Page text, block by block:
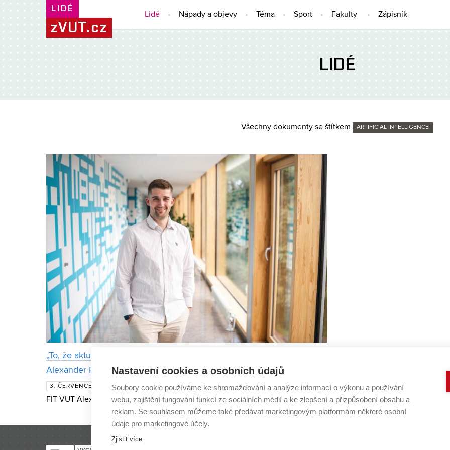
LIDÉ
zVUT.cz
Lidé Nápady a objevy Téma Sport Fakulty Zápisník
LIDÉ
Všechny dokumenty se štítkem ARTIFICIAL INTELLIGENCE
„To, že aktuální systémy nefungují dobře, je velkou motivací,“ říká
Alexander Polok, který uspěl v Ceně Josepha Fouriera
3. ČERVENCE
Letošním držitelem 2. místa Ceny Josepha Fouriera je doktorand
FIT VUT Alexander Polok z Ústavu počítačové grafiky a multimédií. Polok, který
si v soutěži studentů doktorského studia v oboru počítačov
Nastavení cookies a osobních údajů
Soubory cookie používáme ke shromažďování a analýze informací o výkonu a používání
webu, zajištění fungování funkcí ze sociálních médií a ke zlepšení a přizpůsobení obsahu a
reklam. Se souhlasem můžeme také předávat marketingovým platformám některé osobní
údaje pro marketingové účely.
Zjistit více